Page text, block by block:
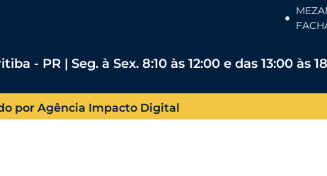
- PR | Seg. à Sex. 8:10 às 12:00 e das 13:00 às
por Agência Impacto Digital